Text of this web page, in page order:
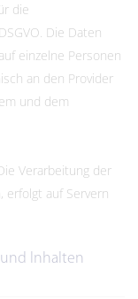
die
Die Daten
einzelne Personen
an den Provider
und dem
Verarbeitung der
erfolgt auf Servern
Inhalten